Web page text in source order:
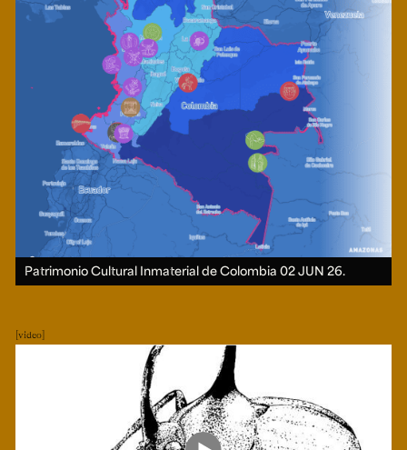
Patrimonio Cultural Inmaterial de Colombia02 JUN 26.
video